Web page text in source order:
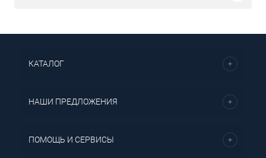
КАТАЛОГ
НАШИ ПРЕДЛОЖЕНИЯ
ПОМОЩЬ И СЕРВИСЫ